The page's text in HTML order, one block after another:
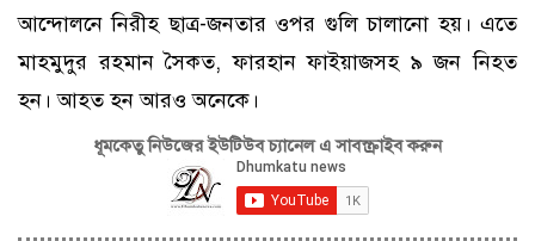
আন্দোলনে নিরীহ ছাত্র-জনতার ওপর গুলি চালানো হয়। এতে
মাহমুদুর রহমান সৈকত, ফারহান ফাইয়াজসহ ৯ জন নিহত
হন। আহত হন আরও অনেকে।
ধূমকেতু নিউজের ইউটিউব চ্যানেল এ সাবস্ক্রাইব করুন